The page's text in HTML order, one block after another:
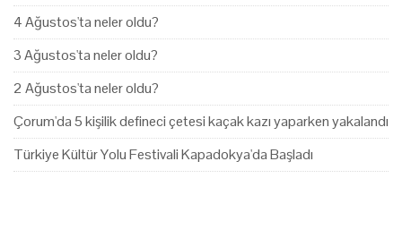
4 Ağustos'ta neler oldu?
3 Ağustos'ta neler oldu?
2 Ağustos'ta neler oldu?
Çorum'da 5 kişilik defineci çetesi kaçak kazı yaparken yakalandı
Türkiye Kültür Yolu Festivali Kapadokya'da Başladı